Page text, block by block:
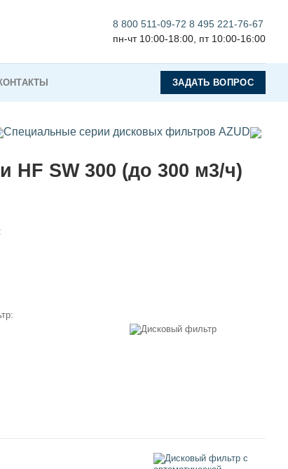
8 800 511-09-72 8 495 221-76-67
пн-чт 10:00-18:00, пт 10:00-16:00
ЗАДАТЬ ВОПРОС
Специальные серии дисковых фильтров AZUD
SW 300 (до 300 м3/ч)